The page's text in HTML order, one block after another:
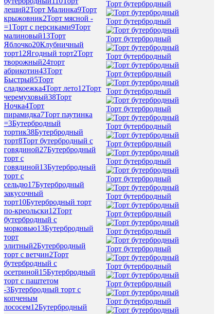
леший2Торт Малинка9Торт
крыжовник2Торт мясной -
=1Торт с персиками9Торт
малиновый13Торт
Яблочко20Клубничный
торт12Ягодный торт2Торт
творожный24торт
абрикотин43Торт
Быстрый5Торт
сладкоежка4Торт лето12Торт
черемуховый38Торт
Ночка4Торт
пирамидка7Торт паутинка
=3Бутербродный
тортик38Бутербродный
торт8Торт бутербродный с
говядиной27Бутербродный
торт с
говядиной13Бутербродный
торт с
сельдю17Бутербродный
закусочный
торт10Бутербродный торт
по-креольски12Торт
бутербродный с
морковью13Бутербродный
торт
элитный2Бутербродный
торт с ветчин2Торт
бутербродный с
осетриной15Бутербродный
торт с паштетом
-3Бутербродный торт с
копченым
лососем12Бутербродный
Торт бутербродный
Торт бутербродный
Торт бутербродный
Торт бутербродный
Торт бутербродный
Торт бутербродный
Торт бутербродный
Торт бутербродный
Торт бутербродный
Торт бутербродный
Торт бутербродный
Торт бутербродный
Торт бутербродный
Торт бутербродный
Торт бутербродный
Торт бутербродный
Торт бутербродный
Торт бутербродный